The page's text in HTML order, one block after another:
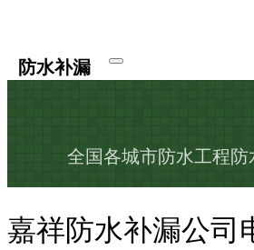
防水补漏
全国各城市防水工程防
嘉祥防水补漏公司